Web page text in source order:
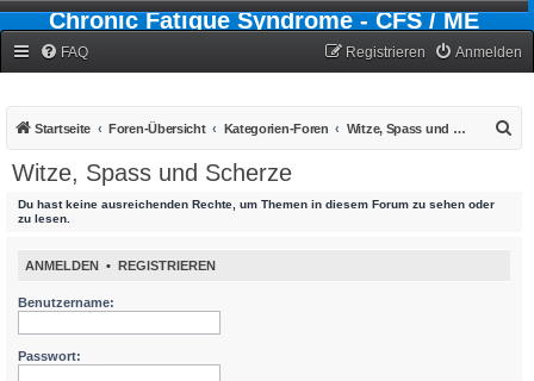
Chronic Fatigue Syndrome - CFS / ME
FAQ Anmelden
Registrieren
Startseite Foren-Übersicht Kategorien-Foren Witze, Spass und Scherze
Witze, Spass und Scherze
Du hast keine ausreichenden Rechte, um Themen in diesem Forum zu sehen oder
zu lesen.
ANMELDEN • REGISTRIEREN
Benutzername:
Passwort: